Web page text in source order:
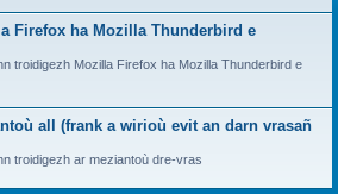
Firefox ha Mozilla Thunderbird e
troidigezh Mozilla Firefox ha Mozilla Thunderbird e
all (frank a wirioù evit an darn vrasañ
troidigezh ar meziantoù dre-vras